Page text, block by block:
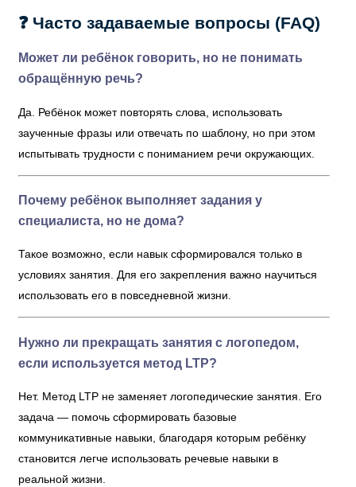
❓ Часто задаваемые вопросы (FAQ)
Может ли ребёнок говорить, но не понимать
обращённую речь?
Да. Ребёнок может повторять слова, использовать
заученные фразы или отвечать по шаблону, но при этом
испытывать трудности с пониманием речи окружающих.
Почему ребёнок выполняет задания у
специалиста, но не дома?
Такое возможно, если навык сформировался только в
условиях занятия. Для его закрепления важно научиться
использовать его в повседневной жизни.
Нужно ли прекращать занятия с логопедом,
если используется метод LTP?
Нет. Метод LTP не заменяет логопедические занятия. Его
задача — помочь сформировать базовые
коммуникативные навыки, благодаря которым ребёнку
становится легче использовать речевые навыки в
реальной жизни.